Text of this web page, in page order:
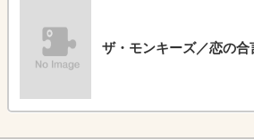
ザ・モンキーズ／恋の合